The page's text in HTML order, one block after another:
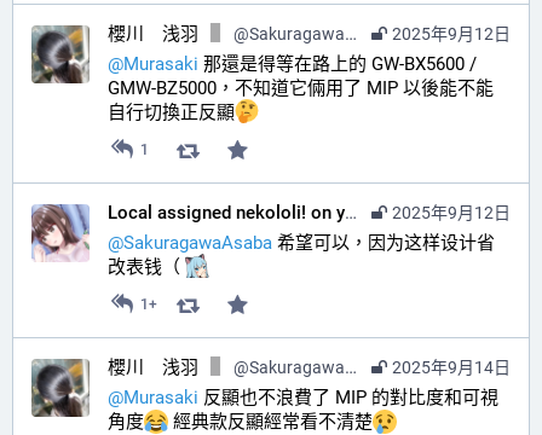
2025年9月12日
櫻川 浅羽 @SakuragawaAsaba@hub.sakuragawa.moe
@Murasaki 那還是得等在路上的 GW-BX5600 /
GMW-BZ5000，不知道它倆用了 MIP 以後能不能
自行切換正反顯
1
2025年9月12日
Local assigned nekololi! on your timeline :nacholook:
@SakuragawaAsaba 希望可以，因为这样设计省
改表钱（
1+
2025年9月14日
櫻川 浅羽 @SakuragawaAsaba@hub.sakuragawa.moe
@Murasaki 反顯也不浪費了 MIP 的對比度和可視
角度
經典款反顯經常看不清楚